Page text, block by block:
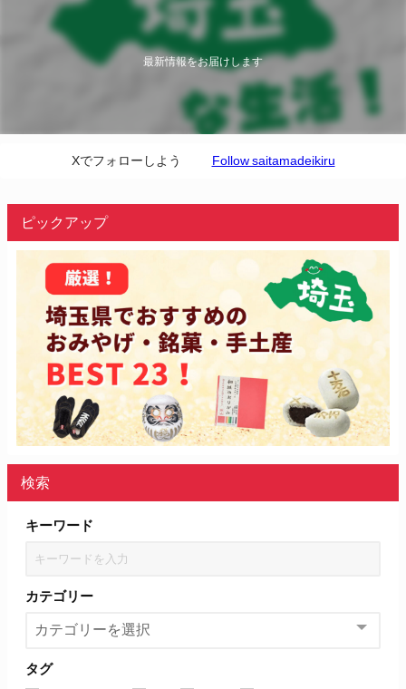
最新情報をお届けします
Xでフォローしよう Follow saitamadeikiru
ピックアップ
検索
キーワード
カテゴリー
タグ